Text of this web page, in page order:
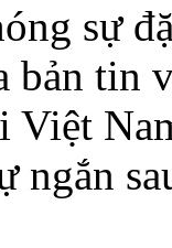
sự
bản tin
Việt
ngắn